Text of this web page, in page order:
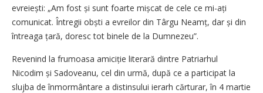
evreiești: „Am fost și sunt foarte mișcat de cele ce mi-ați
comunicat. Întregii obști a evreilor din Târgu Neamț, dar și din
întreaga țară, doresc tot binele de la Dumnezeu”.
Revenind la frumoasa ami­ciție literară dintre Patriarhul
Nicodim și Sadoveanu, cel din urmă, după ce a participat la
slujba de înmormântare a distinsului ierarh cărturar, în 4 martie